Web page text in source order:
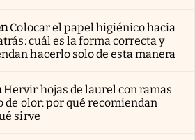
Colocar el papel higiénico hacia
cuál es la forma correcta y
hacerlo solo de esta manera
Hervir hojas de laurel con ramas
de olor: por qué recomiendan
sirve